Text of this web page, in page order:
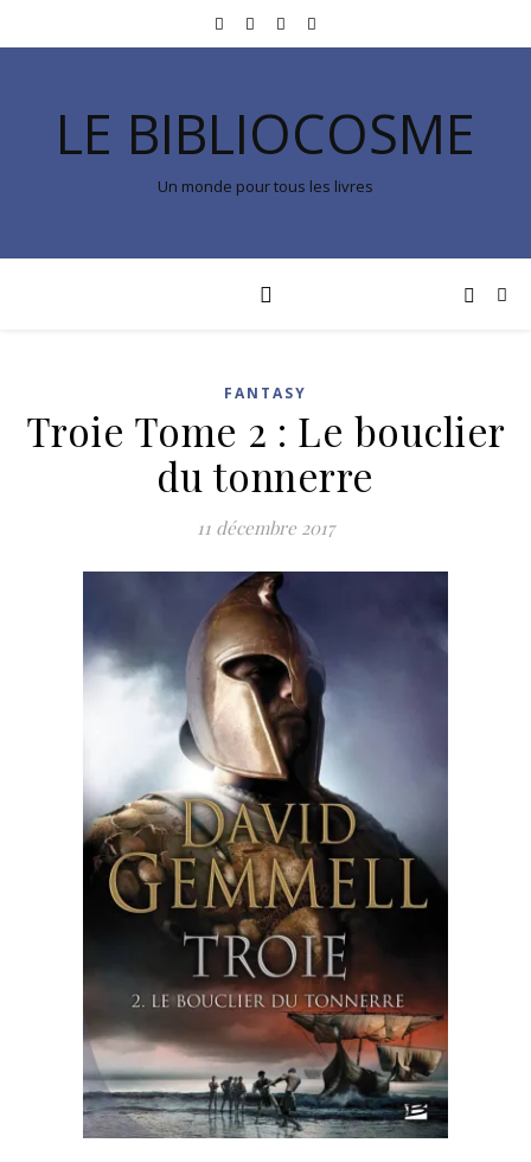
LE BIBLIOCOSME
Un monde pour tous les livres
FANTASY
Troie Tome 2 : Le bouclier
du tonnerre
11 décembre 2017